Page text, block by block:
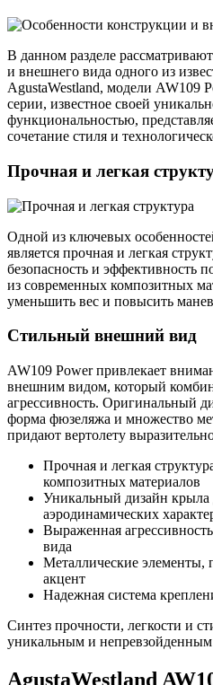
В данном разделе
и внешнего вида одного из
AgustaWestland, модели AW109
серии, известное своей
функциональностью,
сочетание стиля и
Прочная и легкая
Одной из ключевых
является прочная и легкая
безопасность и эффективность
из современных композитных
уменьшить вес и повысить
Стильный внешний вид
AW109 Power привлекает
внешним видом, который
агрессивность. Оригинальный
форма фюзеляжа и множество
придают вертолету
Прочная и легкая
композитных материалов
Уникальный дизайн
аэродинамических
Выраженная
вида
Металлические
акцент
Надежная система
Синтез прочности, легкости и
уникальным и непревзойденным
AgustaWestland